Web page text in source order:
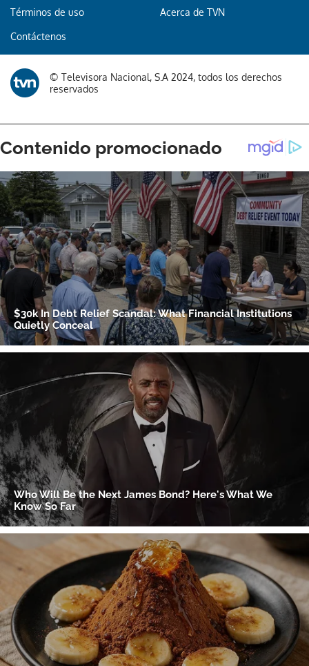
Términos de uso Acerca de TVN
Contáctenos
© Televisora Nacional, S.A 2024, todos los derechos
reservados